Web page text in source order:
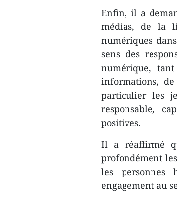
Enfin, il a
médias, de la
numériques
sens des
numérique,
informations,
particulier les
responsable,
positives.
Il a réaffirmé
profondément
les personnes
engagement au